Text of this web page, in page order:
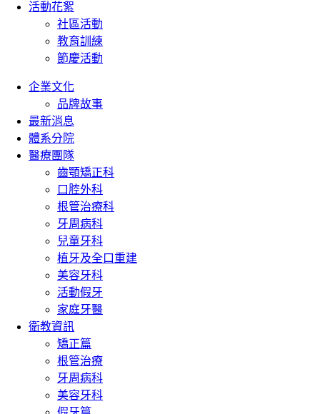
活動花絮
社區活動
教育訓練
節慶活動
企業文化
品牌故事
最新消息
體系分院
醫療團隊
齒顎矯正科
口腔外科
根管治療科
牙周病科
兒童牙科
植牙及全口重建
美容牙科
活動假牙
家庭牙醫
衛教資訊
矯正篇
根管治療
牙周病科
美容牙科